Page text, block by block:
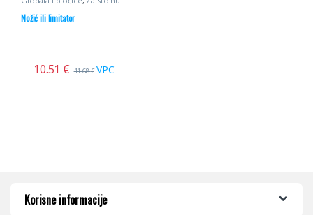
,
Nožić ili limitator
10.51 € 11.68€ VPC
Korisne informacije